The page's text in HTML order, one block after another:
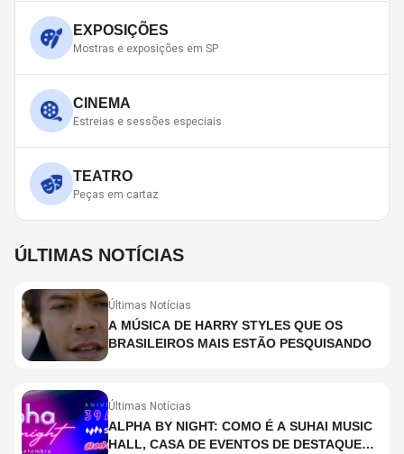
EXPOSIÇÕES
Mostras e exposições em SP
CINEMA
Estreias e sessões especiais
TEATRO
Peças em cartaz
ÚLTIMAS NOTÍCIAS
Últimas Notícias
A MÚSICA DE HARRY STYLES QUE OS
BRASILEIROS MAIS ESTÃO PESQUISANDO
Últimas Notícias
ALPHA BY NIGHT: COMO É A SUHAI MUSIC
HALL, CASA DE EVENTOS DE DESTAQUE